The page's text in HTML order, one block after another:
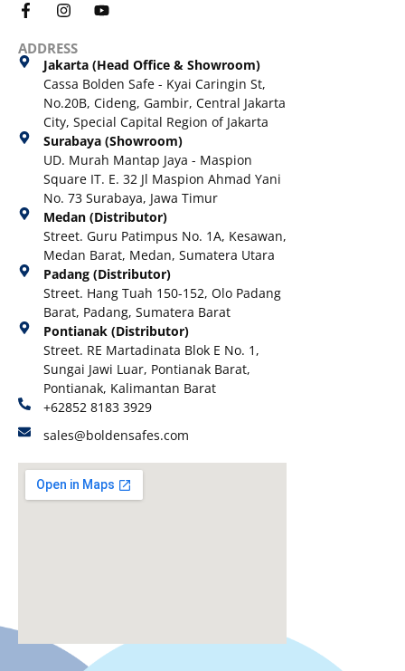
ADDRESS
Jakarta (Head Office & Showroom)
Cassa Bolden Safe - Kyai Caringin St,
No.20B, Cideng, Gambir, Central Jakarta
City, Special Capital Region of Jakarta
Surabaya (Showroom)
UD. Murah Mantap Jaya - Maspion
Square IT. E. 32 Jl Maspion Ahmad Yani
No. 73 Surabaya, Jawa Timur
Medan (Distributor)
Street. Guru Patimpus No. 1A, Kesawan,
Medan Barat, Medan, Sumatera Utara
Padang (Distributor)
Street. Hang Tuah 150-152, Olo Padang
Barat, Padang, Sumatera Barat
Pontianak (Distributor)
Street. RE Martadinata Blok E No. 1,
Sungai Jawi Luar, Pontianak Barat,
Pontianak, Kalimantan Barat
+62852 8183 3929
sales@boldensafes.com